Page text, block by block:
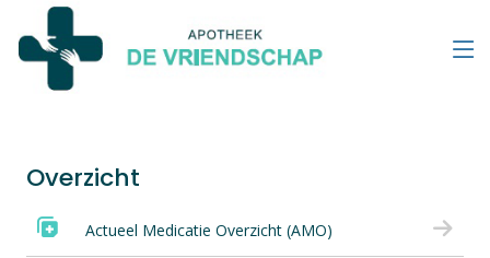
Overzicht
Actueel Medicatie Overzicht (AMO)